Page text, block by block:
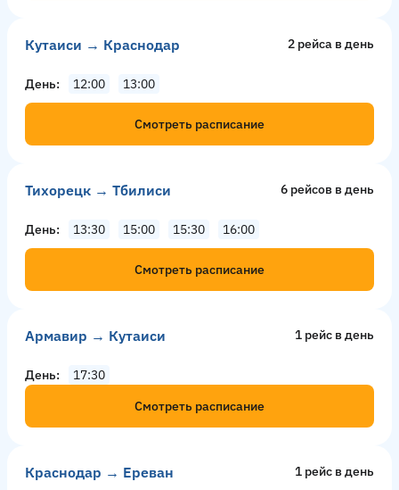
Кутаиси → Краснодар 2 рейсa в день
День 12:00 13:00
Смотреть расписание
Тихорецк → Тбилиси 6 рейсов в день
День 13:30 15:00 15:30 16:00
Смотреть расписание
Армавир → Кутаиси 1 рейс в день
День
17:30
Смотреть расписание
Краснодар → Ереван 1 рейс в день